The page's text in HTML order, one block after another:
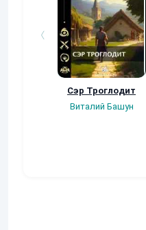
Сэр Троглодит
Виталий Башун